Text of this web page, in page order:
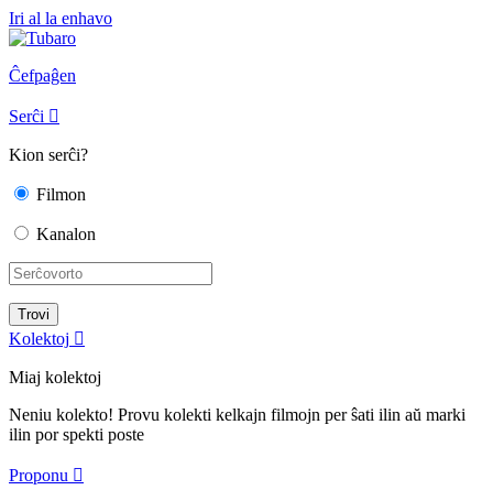
Iri al la enhavo
Ĉefpaĝen
Serĉi 
Kion serĉi?
Filmon
Kanalon
Kolektoj 
Miaj kolektoj
Neniu kolekto! Provu kolekti kelkajn filmojn per ŝati ilin aŭ marki
ilin por spekti poste
Proponu 